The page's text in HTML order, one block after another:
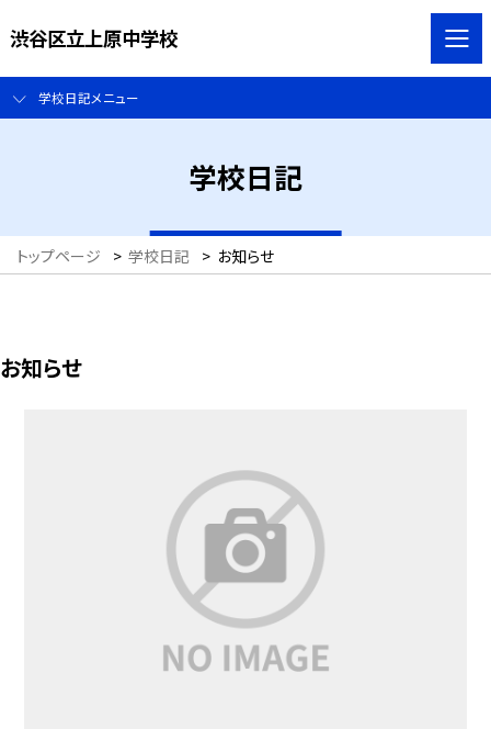
渋谷区立上原中学校
学校日記メニュー
学校日記
トップページ > 学校日記 > お知らせ
お知らせ